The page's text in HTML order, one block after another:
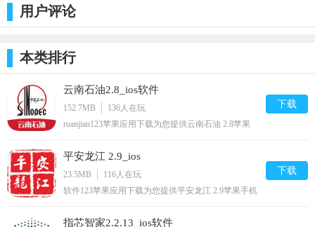
用户评论
本类排行
云南石油2.8_ios软件
152.7MB 136人在玩
ruanjian123苹果应用下载为您提供云南石油 2.8苹果
下载
平安龙江 2.9_ios
23.5MB 116人在玩
软件123苹果应用下载为您提供平安龙江 2.9苹果手机
下载
指芯智家2.2.13_ios软件